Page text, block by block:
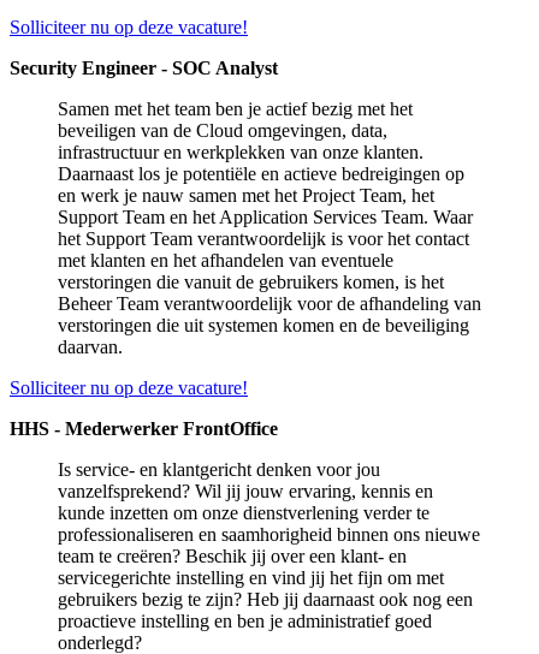
Solliciteer nu op deze vacature!
Security Engineer - SOC Analyst
Samen met het team ben je actief bezig met het
beveiligen van de Cloud omgevingen, data,
infrastructuur en werkplekken van onze klanten.
Daarnaast los je potentiële en actieve bedreigingen op
en werk je nauw samen met het Project Team, het
Support Team en het Application Services Team. Waar
het Support Team verantwoordelijk is voor het contact
met klanten en het afhandelen van eventuele
verstoringen die vanuit de gebruikers komen, is het
Beheer Team verantwoordelijk voor de afhandeling van
verstoringen die uit systemen komen en de beveiliging
daarvan.
Solliciteer nu op deze vacature!
HHS - Mederwerker FrontOffice
Is service- en klantgericht denken voor jou
vanzelfsprekend? Wil jij jouw ervaring, kennis en
kunde inzetten om onze dienstverlening verder te
professionaliseren en saamhorigheid binnen ons nieuwe
team te creëren? Beschik jij over een klant- en
servicegerichte instelling en vind jij het fijn om met
gebruikers bezig te zijn? Heb jij daarnaast ook nog een
proactieve instelling en ben je administratief goed
onderlegd?